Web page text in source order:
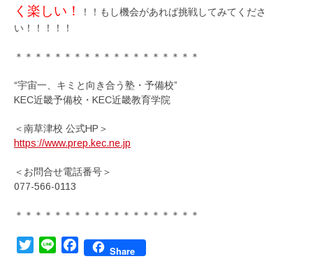
く楽しい！
！！もし機会があれば挑戦してみてくださ
い！！！！！
＊＊＊＊＊＊＊＊＊＊＊＊＊＊＊＊＊＊＊
“宇宙一、キミと向き合う塾・予備校”
KEC近畿予備校・KEC近畿教育学院
＜南草津校 公式HP＞
https://www.prep.kec.ne.jp
＜お問合せ電話番号＞
077-566-0113
＊＊＊＊＊＊＊＊＊＊＊＊＊＊＊＊＊＊＊
TwitterLine FacebookShare